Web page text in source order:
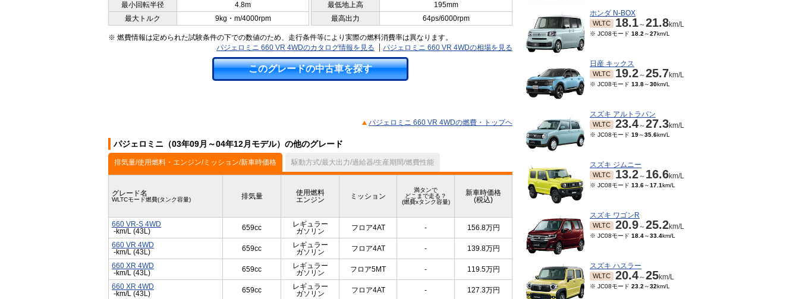
最小回転半径
4.8m 最低地上高
195mm
最大トルク
9kg・m/4000rpm 最高出力 64ps/6000rpm
※ 燃費情報は定められた試験条件の下での数値のため、走行条件等により実際の燃料消費率は異なります。
パジェロミニ 660 VR 4WDのカタログ情報を見る
パジェロミニ 660 VR 4WDの相場を見る
このグレードの中古車を探す
パジェロミニ 660 VR 4WDの燃費・トップヘ
パジェロミニ（03年09月～04年12月モデル）の他のグレード
排気量/使用燃料・エンジン/ミッション/新車時価格 駆動方式/最大出力/過給器/生産期間/燃費性能
グレード名
WLTCモード燃費(タンク容量) 排気量
使用燃料
エンジン
ミッション
満タンで
どこまで走る？
(燃費xタンク容量)
新車時価格
(税込)
660 VR-S 4WD
-km/L (43L)
659cc
レギュラー
ガソリン
フロア4AT - 156.8万円
660 VR 4WD
-km/L (43L)
659cc
レギュラー
ガソリン
フロア4AT - 139.8万円
660 XR 4WD
-km/L (43L)
659cc
レギュラー
ガソリン
フロア5MT - 119.5万円
660 XR 4WD
-km/L (43L)
659cc
レギュラー
ガソリン
フロア4AT - 127.3万円
ホンダ N-BOX
WLTC 18.1～21.8km/L
※ JC08モード 18.2 ～27km/L
日産 キックス
WLTC 19.2～25.7km/L
※ JC08モード 13.8～30km/L
スズキ アルトラパン
WLTC 23.4～27.3km/L
※ JC08モード 19～35.6km/L
スズキ ジムニー
WLTC 13.2～ 16.6km/L
※ JC08モード 13.6～17.1km/L
スズキ ワゴンR
WLTC 20.9～25.2km/L
※ JC08モード 18.4～33.4km/L
スズキ ハスラー
WLTC 20.4～25km/L
※ JC08モード 23.2 ～32km/L